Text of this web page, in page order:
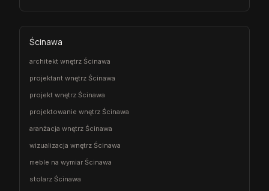
Ścinawa
architekt wnętrz Ścinawa
projektant wnętrz Ścinawa
projekt wnętrz Ścinawa
projektowanie wnętrz Ścinawa
aranżacja wnętrz Ścinawa
wizualizacja wnętrz Ścinawa
meble na wymiar Ścinawa
stolarz Ścinawa